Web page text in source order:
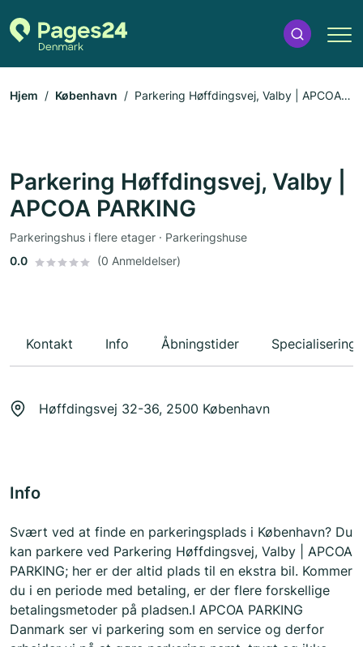
Hjem København
Parkering Høffdingsvej, Valby | APCOA
Parkering Høffdingsvej, Valby |
APCOA PARKING
Parkeringshus i flere etager · Parkeringshuse
0.0
(0 Anmeldelser)
Kontakt Info Åbningstider
Høffdingsvej 32-36, 2500 København
Info
Svært ved at finde en parkeringsplads i København? Du
kan parkere ved Parkering Høffdingsvej, Valby | APCOA
PARKING; her er der altid plads til en ekstra bil. Kommer
du i en periode med betaling, er der flere forskellige
betalingsmetoder på pladsen.I APCOA PARKING
Danmark ser vi parkering som en service og derfor